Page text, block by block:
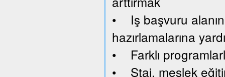
• Iş başvuru
hazırlamalarına
• Farklı
• Staj, meslek